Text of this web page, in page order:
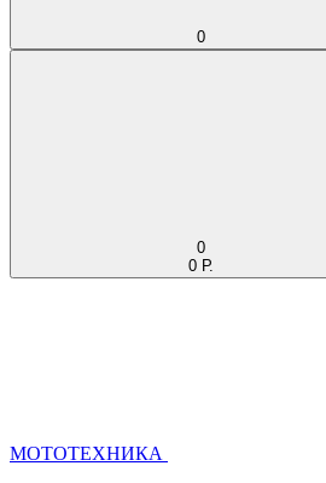
0
0
0 Р.
МОТОТЕХНИКА